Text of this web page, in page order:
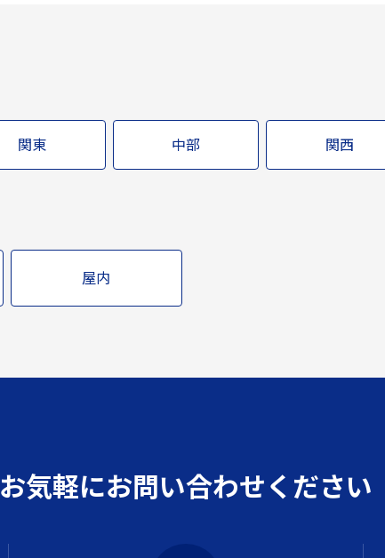
関東 中部 関西
屋内
お気軽にお問い合わせください